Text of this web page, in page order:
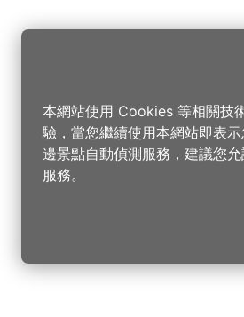
本網站使用 Cookies 等相關技
驗，當您繼續使用本網站即表
邊景點自動偵測服務，建議您
服務。